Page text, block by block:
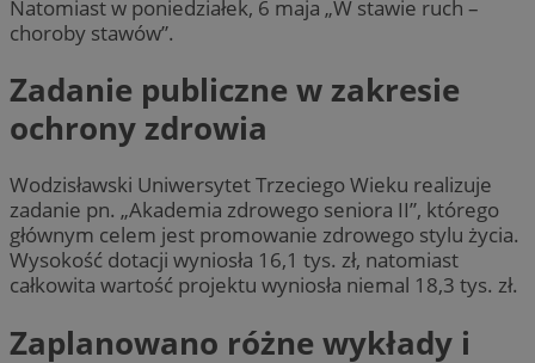
Natomiast w poniedziałek, 6 maja „W stawie ruch –
choroby stawów”.
Zadanie publiczne w zakresie
ochrony zdrowia
Wodzisławski Uniwersytet Trzeciego Wieku realizuje
zadanie pn. „Akademia zdrowego seniora II”, którego
głównym celem jest promowanie zdrowego stylu życia.
Wysokość dotacji wyniosła 16,1 tys. zł, natomiast
całkowita wartość projektu wyniosła niemal 18,3 tys. zł.
Zaplanowano różne wykłady i